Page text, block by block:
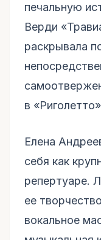
печальную
Верди
раскрывала
в
Елена
себя как
репертуаре.
ее
вокальное